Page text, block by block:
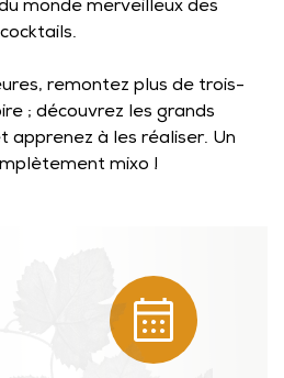
monde merveilleux des
cocktails.
remontez plus de trois-
; découvrez les grands
apprenez à les réaliser. Un
mixo !